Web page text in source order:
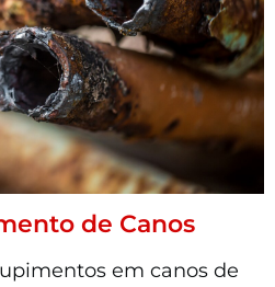
de Canos
em canos de